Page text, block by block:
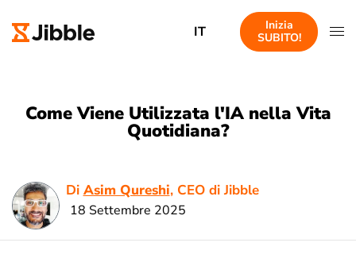
IT
Inizia
SUBITO!
Come Viene Utilizzata l'IA nella Vita
Quotidiana?
Di Asim Qureshi, CEO di Jibble
18 Settembre 2025